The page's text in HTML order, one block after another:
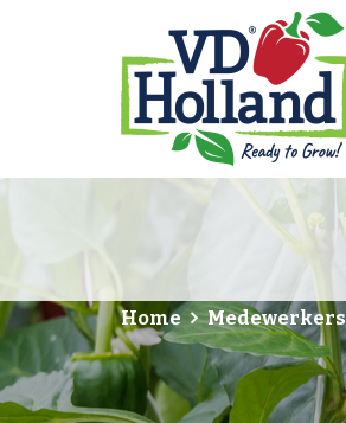
Home Medewerkers